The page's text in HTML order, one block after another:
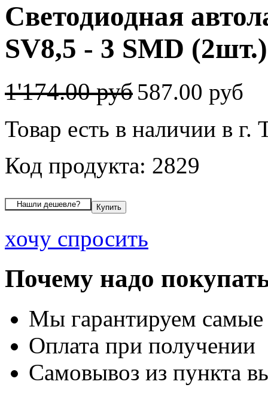
Светодиодная
SV8,5 - 3 SMD (2шт.)
1'174.00 руб 587.00 руб
Товар есть в наличии в г.
Код продукта: 2829
хочу спросить
Почему надо
Мы гарантируем
Оплата при получении
Самовывоз из пункта